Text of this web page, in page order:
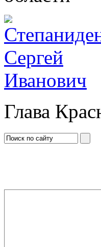
Глава